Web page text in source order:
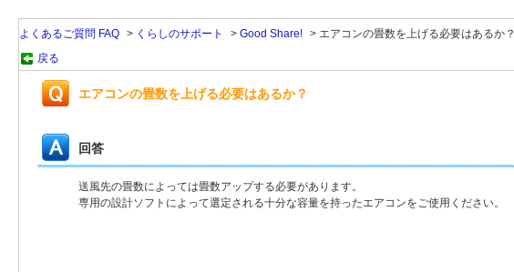
よくあるご質問 FAQ > くらしのサポート > Good Share! > エアコンの畳数を上げる必要はあるか？
戻る
エアコンの畳数を上げる必要はあるか？
回答
送風先の畳数によっては畳数アップする必要があります。
専用の設計ソフトによって選定される十分な容量を持ったエアコンをご使用ください。